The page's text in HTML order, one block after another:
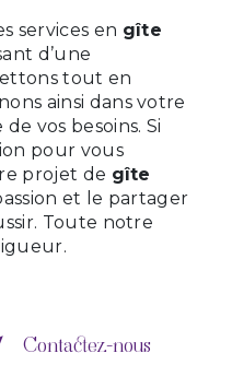
services en gîte
d’une
tout en
ainsi dans votre
vos besoins. Si
pour vous
projet de gîte
et le partager
Toute notre
Contactez-nous